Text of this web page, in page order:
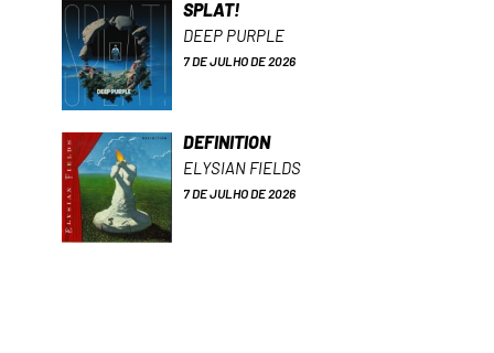
SPLAT!
DEEP PURPLE
7 DE JULHO DE 2026
DEFINITION
ELYSIAN FIELDS
7 DE JULHO DE 2026